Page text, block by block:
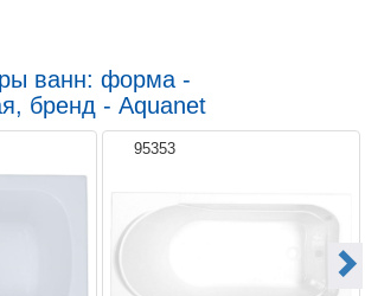
ванн: форма -
бренд - Aquanet
95353